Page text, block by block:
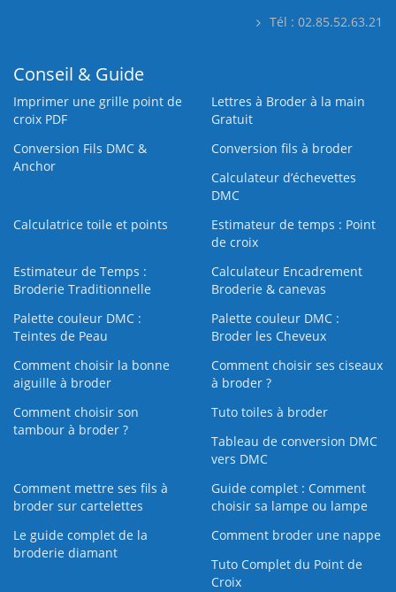
Tél : 02.85.52.63.21
Conseil & Guide
Imprimer une grille point de
croix PDF
Lettres à Broder à la main
Gratuit
Conversion Fils DMC &
Anchor
Conversion fils à broder
Calculateur d’échevettes
DMC
Calculatrice toile et points
Estimateur de temps : Point
de croix
Estimateur de Temps :
Broderie Traditionnelle
Calculateur Encadrement
Broderie & canevas
Palette couleur DMC :
Teintes de Peau
Palette couleur DMC :
Broder les Cheveux
Comment choisir la bonne
aiguille à broder
Comment choisir ses ciseaux
à broder ?
Comment choisir son
tambour à broder ?
Tuto toiles à broder
Tableau de conversion DMC
vers DMC
Comment mettre ses fils à
broder sur cartelettes
Guide complet : Comment
choisir sa lampe ou lampe
Le guide complet de la
broderie diamant
Comment broder une nappe
Tuto Complet du Point de
Croix